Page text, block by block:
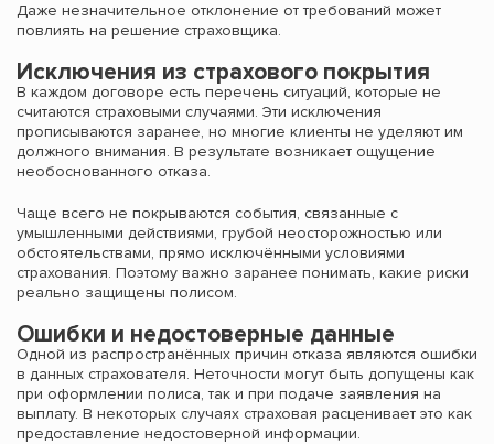
Даже незначительное отклонение от требований может
повлиять на решение страховщика.
Исключения из страхового покрытия
В каждом договоре есть перечень ситуаций, которые не
считаются страховыми случаями. Эти исключения
прописываются заранее, но многие клиенты не уделяют им
должного внимания. В результате возникает ощущение
необоснованного отказа.
Чаще всего не покрываются события, связанные с
умышленными действиями, грубой неосторожностью или
обстоятельствами, прямо исключёнными условиями
страхования. Поэтому важно заранее понимать, какие риски
реально защищены полисом.
Ошибки и недостоверные данные
Одной из распространённых причин отказа являются ошибки
в данных страхователя. Неточности могут быть допущены как
при оформлении полиса, так и при подаче заявления на
выплату. В некоторых случаях страховая расценивает это как
предоставление недостоверной информации.